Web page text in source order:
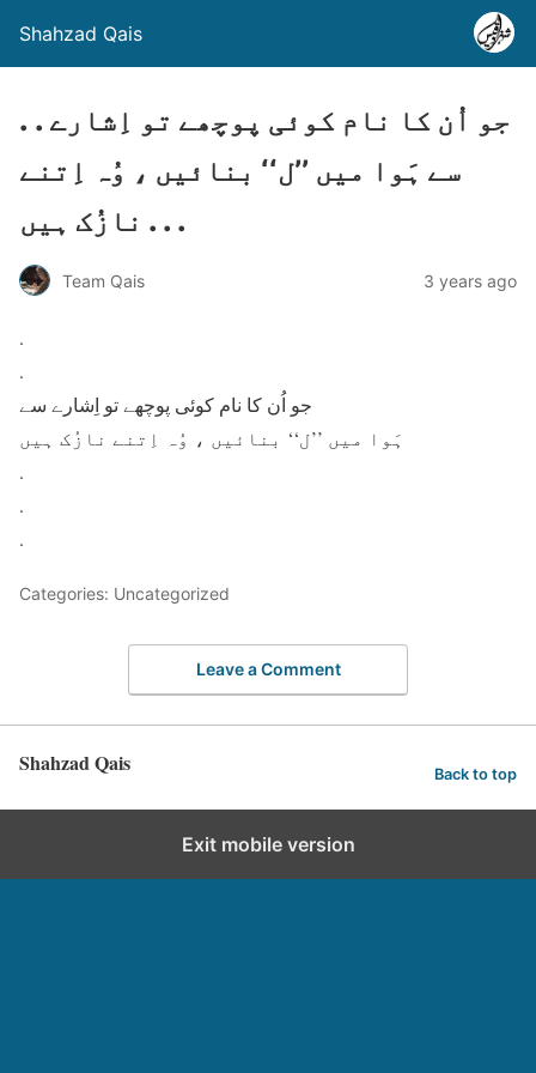
Shahzad Qais
. . جو اُن کا نام کوئی پوچھے تو اِشارے
سے ہَوا میں ’’ل‘‘ بنائیں ، وُہ اِتنے
نازُک ہیں . . .
Team Qais 3 years ago
.
.
جو اُن کا نام کوئی پوچھے تو اِشارے سے
ہَوا میں ’’ل‘‘ بنائیں ، وُہ اِتنے نازُک ہیں
.
.
.
Categories: Uncategorized
Leave a Comment
Shahzad Qais Back to top
Exit mobile version